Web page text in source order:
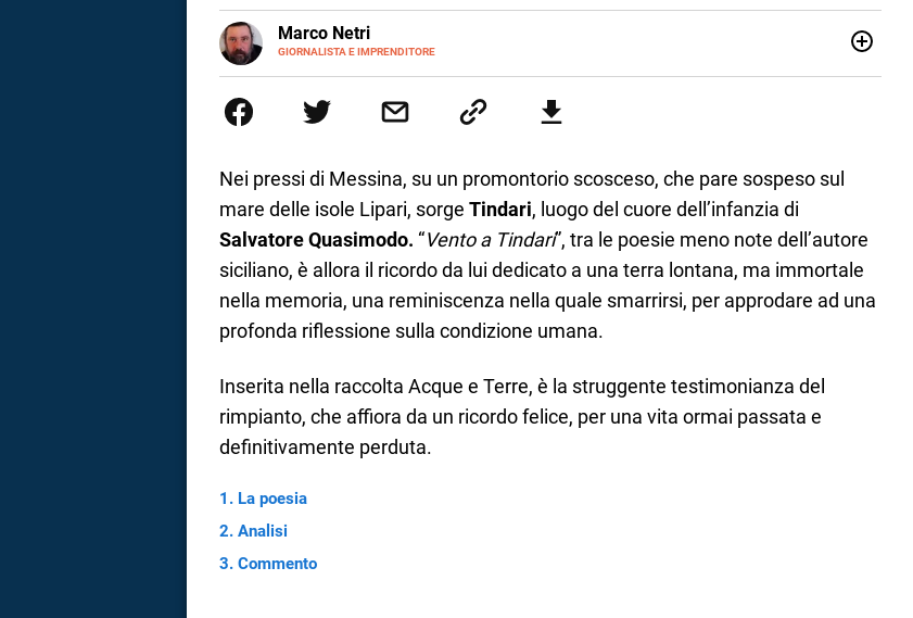
Marco Netri
GIORNALISTA E IMPRENDITORE
E-
MAIL
scrittura a quello per lo studio dedicandomi per anni al lavoro di ricercatore. Oggi sono
Nei pressi di Messina, su un promontorio scosceso, che pare sospeso sul
mare delle isole Lipari, sorge Tindari, luogo del cuore dell’infanzia di
Salvatore Quasimodo. “Vento a Tindari”, tra le poesie meno note dell’autore
siciliano, è allora il ricordo da lui dedicato a una terra lontana, ma immortale
nella memoria, una reminiscenza nella quale smarrirsi, per approdare ad una
profonda riflessione sulla condizione umana.
Inserita nella raccolta Acque e Terre, è la struggente testimonianza del
rimpianto, che affiora da un ricordo felice, per una vita ormai passata e
definitivamente perduta.
La poesia
Analisi
Commento